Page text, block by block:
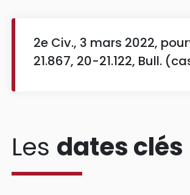
2e Civ., 3 mars 2022,
21.867, 20-21.122, Bull.
Les dates clés